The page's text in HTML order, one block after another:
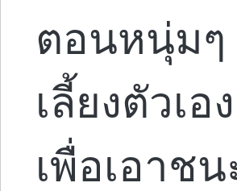
ตอนหนุ่มๆ
เลี้ยงตัวเ
เพื่อเอาช